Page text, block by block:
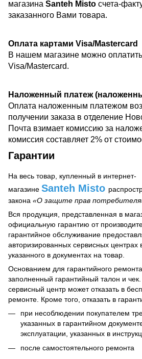
магазина Santeh Misto счета-
заказанного Вами товара.
Оплата картами Visa/Mastercard
В нашем магазине можно оплатить
Visa/Mastercard.
Наложенный платеж
Оплата наложенным платежом
получении заказа в отделение
Почта взимает комиссию за
комиссия составляет 2% от
Гарантии
На весь товар, купленный в интернет-
магазине Santeh Misto
закона «О защите прав
Вся продукция, представленная в
официальную гарантию от
гарантийное обслуживание
авторизированных сервисных центрах
указанного в документах на товар.
Основанием для гарантийного
заполненный гарантийный талон и чек.
сервисный центр может отказать в
ремонте. Кроме того, отказать в
при несоблюдении покупателем
указанных в гарантийном
эксплуатации, указанных в
после самостоятельного ремонта